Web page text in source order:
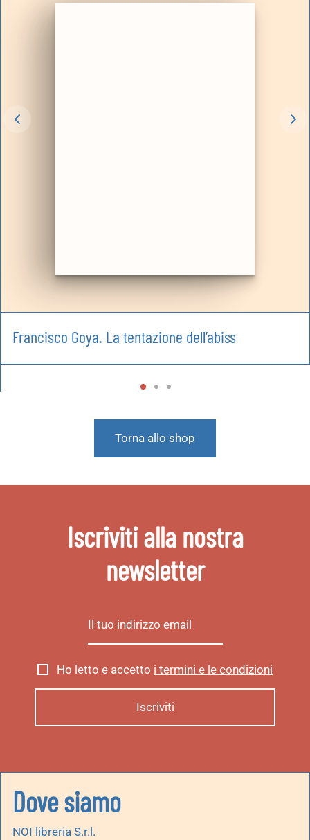
Francisco Goya. La tentazione dell’abiss
Torna allo shop
Iscriviti alla nostra
newsletter
Ho letto e accetto i termini e le condizioni
Dove siamo
NOI libreria S.r.l.